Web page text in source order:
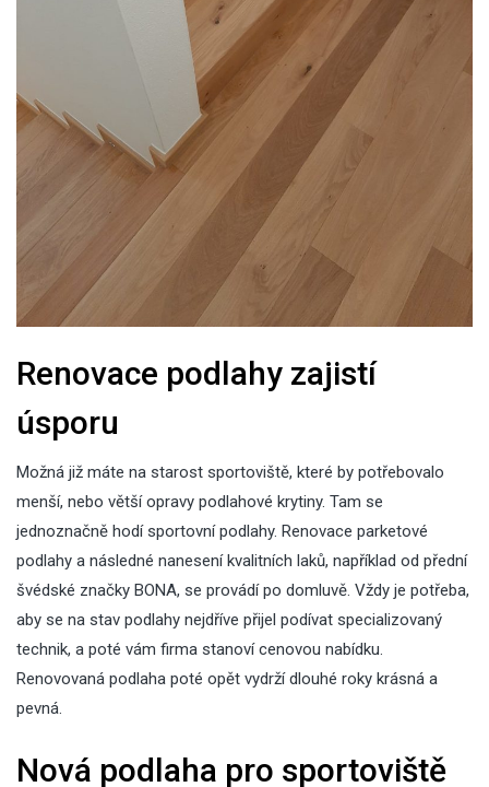
Renovace podlahy zajistí
úsporu
Možná již máte na starost sportoviště, které by potřebovalo
menší, nebo větší opravy podlahové krytiny. Tam se
jednoznačně hodí sportovní podlahy. Renovace parketové
podlahy a následné nanesení kvalitních laků, například od přední
švédské značky BONA, se provádí po domluvě. Vždy je potřeba,
aby se na stav podlahy nejdříve přijel podívat specializovaný
technik, a poté vám firma stanoví cenovou nabídku.
Renovovaná podlaha poté opět vydrží dlouhé roky krásná a
pevná.
Nová podlaha pro sportoviště